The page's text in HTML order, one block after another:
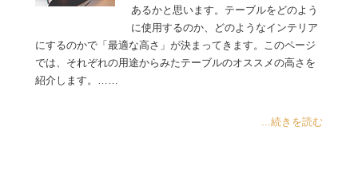
あるかと思います。テーブルをどのよう
に使用するのか、どのようなインテリア
にするのかで「最適な高さ」が決まってきます。このページ
では、それぞれの用途からみたテーブルのオススメの高さを
紹介します。……
...続きを読む